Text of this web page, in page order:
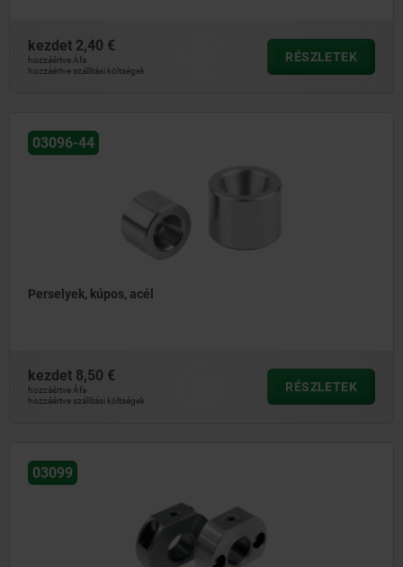
kezdet 2,40 €
hozzáértve Áfa
hozzáértve szállítási költségek
RÉSZLETEK
03096-44
Perselyek, kúpos, acél
kezdet 8,50 €
hozzáértve Áfa
hozzáértve szállítási költségek
RÉSZLETEK
03099